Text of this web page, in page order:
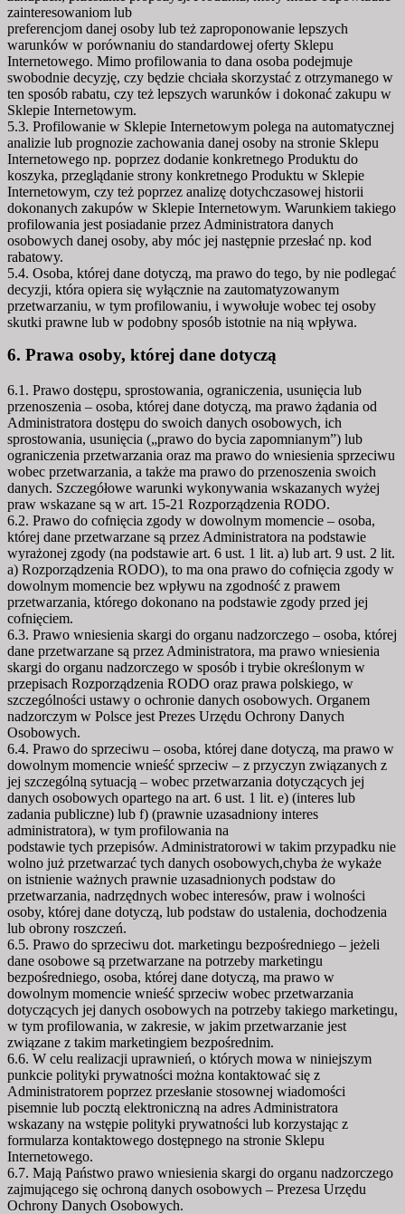
zainteresowaniom lub
preferencjom danej osoby lub też zaproponowanie lepszych
warunków w porównaniu do standardowej oferty Sklepu
Internetowego. Mimo profilowania to dana osoba podejmuje
swobodnie decyzję, czy będzie chciała skorzystać z otrzymanego w
ten sposób rabatu, czy też lepszych warunków i dokonać zakupu w
Sklepie Internetowym.
5.3. Profilowanie w Sklepie Internetowym polega na automatycznej
analizie lub prognozie zachowania danej osoby na stronie Sklepu
Internetowego np. poprzez dodanie konkretnego Produktu do
koszyka, przeglądanie strony konkretnego Produktu w Sklepie
Internetowym, czy też poprzez analizę dotychczasowej historii
dokonanych zakupów w Sklepie Internetowym. Warunkiem takiego
profilowania jest posiadanie przez Administratora danych
osobowych danej osoby, aby móc jej następnie przesłać np. kod
rabatowy.
5.4. Osoba, której dane dotyczą, ma prawo do tego, by nie podlegać
decyzji, która opiera się wyłącznie na zautomatyzowanym
przetwarzaniu, w tym profilowaniu, i wywołuje wobec tej osoby
skutki prawne lub w podobny sposób istotnie na nią wpływa.
6. Prawa osoby, której dane dotyczą
6.1. Prawo dostępu, sprostowania, ograniczenia, usunięcia lub
przenoszenia – osoba, której dane dotyczą, ma prawo żądania od
Administratora dostępu do swoich danych osobowych, ich
sprostowania, usunięcia („prawo do bycia zapomnianym”) lub
ograniczenia przetwarzania oraz ma prawo do wniesienia sprzeciwu
wobec przetwarzania, a także ma prawo do przenoszenia swoich
danych. Szczegółowe warunki wykonywania wskazanych wyżej
praw wskazane są w art. 15-21 Rozporządzenia RODO.
6.2. Prawo do cofnięcia zgody w dowolnym momencie – osoba,
której dane przetwarzane są przez Administratora na podstawie
wyrażonej zgody (na podstawie art. 6 ust. 1 lit. a) lub art. 9 ust. 2 lit.
a) Rozporządzenia RODO), to ma ona prawo do cofnięcia zgody w
dowolnym momencie bez wpływu na zgodność z prawem
przetwarzania, którego dokonano na podstawie zgody przed jej
cofnięciem.
6.3. Prawo wniesienia skargi do organu nadzorczego – osoba, której
dane przetwarzane są przez Administratora, ma prawo wniesienia
skargi do organu nadzorczego w sposób i trybie określonym w
przepisach Rozporządzenia RODO oraz prawa polskiego, w
szczególności ustawy o ochronie danych osobowych. Organem
nadzorczym w Polsce jest Prezes Urzędu Ochrony Danych
Osobowych.
6.4. Prawo do sprzeciwu – osoba, której dane dotyczą, ma prawo w
dowolnym momencie wnieść sprzeciw – z przyczyn związanych z
jej szczególną sytuacją – wobec przetwarzania dotyczących jej
danych osobowych opartego na art. 6 ust. 1 lit. e) (interes lub
zadania publiczne) lub f) (prawnie uzasadniony interes
administratora), w tym profilowania na
podstawie tych przepisów. Administratorowi w takim przypadku nie
wolno już przetwarzać tych danych osobowych,chyba że wykaże
on istnienie ważnych prawnie uzasadnionych podstaw do
przetwarzania, nadrzędnych wobec interesów, praw i wolności
osoby, której dane dotyczą, lub podstaw do ustalenia, dochodzenia
lub obrony roszczeń.
6.5. Prawo do sprzeciwu dot. marketingu bezpośredniego – jeżeli
dane osobowe są przetwarzane na potrzeby marketingu
bezpośredniego, osoba, której dane dotyczą, ma prawo w
dowolnym momencie wnieść sprzeciw wobec przetwarzania
dotyczących jej danych osobowych na potrzeby takiego marketingu,
w tym profilowania, w zakresie, w jakim przetwarzanie jest
związane z takim marketingiem bezpośrednim.
6.6. W celu realizacji uprawnień, o których mowa w niniejszym
punkcie polityki prywatności można kontaktować się z
Administratorem poprzez przesłanie stosownej wiadomości
pisemnie lub pocztą elektroniczną na adres Administratora
wskazany na wstępie polityki prywatności lub korzystając z
formularza kontaktowego dostępnego na stronie Sklepu
Internetowego.
6.7. Mają Państwo prawo wniesienia skargi do organu nadzorczego
zajmującego się ochroną danych osobowych – Prezesa Urzędu
Ochrony Danych Osobowych.